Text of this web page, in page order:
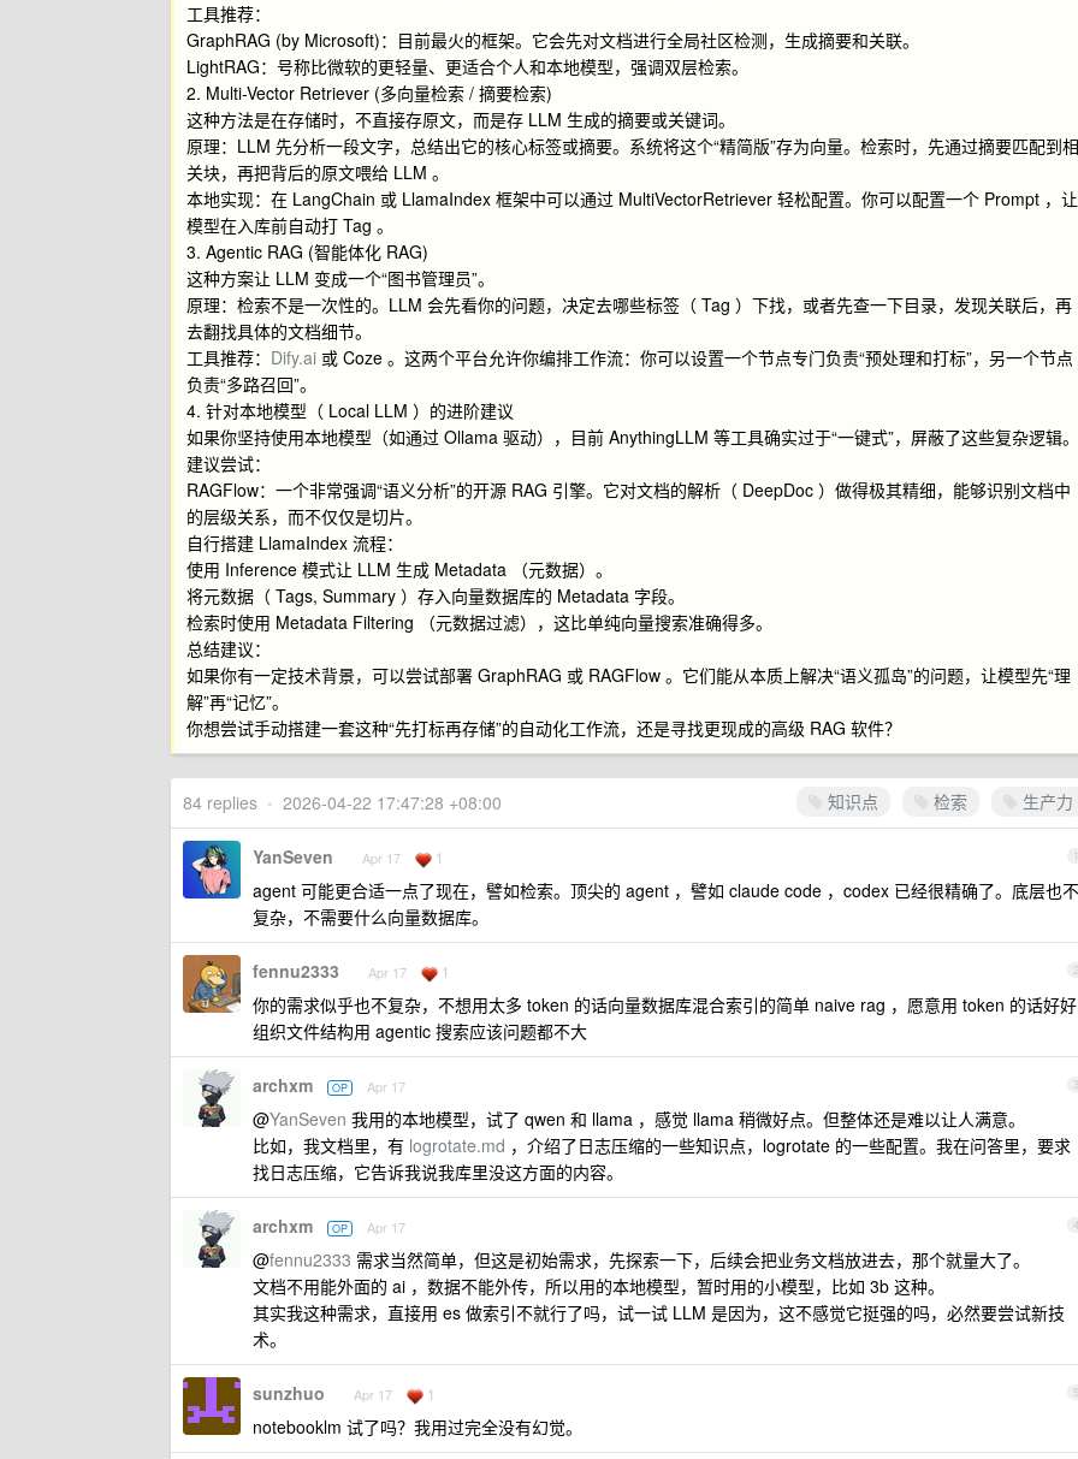
工具推荐：
GraphRAG (by Microsoft)：目前最火的框架。它会先对文档进行全局社区检测，生成摘要和关联。
LightRAG：号称比微软的更轻量、更适合个人和本地模型，强调双层检索。
2. Multi-Vector Retriever (多向量检索 / 摘要检索)
这种方法是在存储时，不直接存原文，而是存 LLM 生成的摘要或关键词。
原理：LLM 先分析一段文字，总结出它的核心标签或摘要。系统将这个“精简版”存为向量。检索时，先通过摘要匹配到相
关块，再把背后的原文喂给 LLM 。
本地实现：在 LangChain 或 LlamaIndex 框架中可以通过 MultiVectorRetriever 轻松配置。你可以配置一个 Prompt ，让
模型在入库前自动打 Tag 。
3. Agentic RAG (智能体化 RAG)
这种方案让 LLM 变成一个“图书管理员”。
原理：检索不是一次性的。LLM 会先看你的问题，决定去哪些标签（ Tag ）下找，或者先查一下目录，发现关联后，再
去翻找具体的文档细节。
工具推荐： Dify.ai 或 Coze 。这两个平台允许你编排工作流：你可以设置一个节点专门负责“预处理和打标”，另一个节点
负责“多路召回”。
4. 针对本地模型（ Local LLM ）的进阶建议
如果你坚持使用本地模型（如通过 Ollama 驱动），目前 AnythingLLM 等工具确实过于“一键式”，屏蔽了这些复杂逻辑。
建议尝试：
RAGFlow：一个非常强调“语义分析”的开源 RAG 引擎。它对文档的解析（ DeepDoc ）做得极其精细，能够识别文档中
的层级关系，而不仅仅是切片。
自行搭建 LlamaIndex 流程：
使用 Inference 模式让 LLM 生成 Metadata （元数据）。
将元数据（ Tags, Summary ）存入向量数据库的 Metadata 字段。
检索时使用 Metadata Filtering （元数据过滤），这比单纯向量搜索准确得多。
总结建议：
如果你有一定技术背景，可以尝试部署 GraphRAG 或 RAGFlow 。它们能从本质上解决“语义孤岛”的问题，让模型先“理
解”再“记忆”。
你想尝试手动搭建一套这种“先打标再存储”的自动化工作流，还是寻找更现成的高级 RAG 软件？
知识点 检索 生产力
84 replies • 2026-04-22 17:47:28 +08:00
1
YanSeven Apr 17 1
agent 可能更合适一点了现在，譬如检索。顶尖的 agent ，譬如 claude code ，codex 已经很精确了。底层也不
复杂，不需要什么向量数据库。
2
fennu2333 Apr 17 1
你的需求似乎也不复杂，不想用太多 token 的话向量数据库混合索引的简单 naive rag ，愿意用 token 的话好好
组织文件结构用 agentic 搜索应该问题都不大
3
archxm OP Apr 17
@YanSeven 我用的本地模型，试了 qwen 和 llama ，感觉 llama 稍微好点。但整体还是难以让人满意。
比如，我文档里，有 logrotate.md ，介绍了日志压缩的一些知识点，logrotate 的一些配置。我在问答里，要求
找日志压缩，它告诉我说我库里没这方面的内容。
4
archxm OP Apr 17
@fennu2333 需求当然简单，但这是初始需求，先探索一下，后续会把业务文档放进去，那个就量大了。
文档不用能外面的 ai ，数据不能外传，所以用的本地模型，暂时用的小模型，比如 3b 这种。
其实我这种需求，直接用 es 做索引不就行了吗，试一试 LLM 是因为，这不感觉它挺强的吗，必然要尝试新技
术。
5
sunzhuo Apr 17 1
notebooklm 试了吗？我用过完全没有幻觉。